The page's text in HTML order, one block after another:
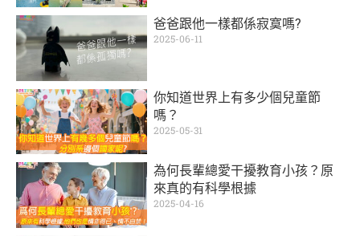
爸爸跟他一樣都係寂寞嗎?
2025-06-11
你知道世界上有多少個兒童節
嗎？
2025-05-31
為何長輩總愛干擾教育小孩？原
來真的有科學根據
2025-04-16